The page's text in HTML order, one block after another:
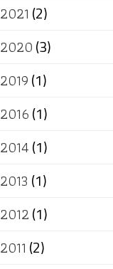
วัฒนธรรม
2021 (2)
2020(3)
2019(1)
2016(1)
2014(1)
2013 (1)
2012(1)
2011 (2)